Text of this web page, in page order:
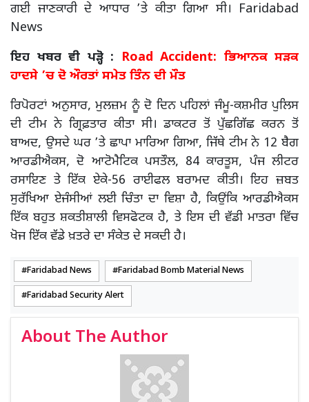
ਗਈ ਜਾਣਕਾਰੀ ਦੇ ਆਧਾਰ ’ਤੇ ਕੀਤਾ ਗਿਆ ਸੀ। Faridabad
News
ਇਹ ਖਬਰ ਵੀ ਪੜ੍ਹੋ : Road Accident: ਭਿਆਨਕ ਸੜਕ
ਹਾਦਸੇ ’ਚ ਦੋ ਔਰਤਾਂ ਸਮੇਤ ਤਿੰਨ ਦੀ ਮੌਤ
ਰਿਪੋਰਟਾਂ ਅਨੁਸਾਰ, ਮੁਲਜ਼ਮ ਨੂੰ ਦੋ ਦਿਨ ਪਹਿਲਾਂ ਜੰਮੂ-ਕਸ਼ਮੀਰ ਪੁਲਿਸ
ਦੀ ਟੀਮ ਨੇ ਗ੍ਰਿਫ਼ਤਾਰ ਕੀਤਾ ਸੀ। ਡਾਕਟਰ ਤੋਂ ਪੁੱਛਗਿੱਛ ਕਰਨ ਤੋਂ
ਬਾਅਦ, ਉਸਦੇ ਘਰ ’ਤੇ ਛਾਪਾ ਮਾਰਿਆ ਗਿਆ, ਜਿੱਥੇ ਟੀਮ ਨੇ 12 ਬੈਗ
ਆਰਡੀਐਕਸ, ਦੋ ਆਟੋਮੈਟਿਕ ਪਸਤੌਲ, 84 ਕਾਰਤੂਸ, ਪੰਜ ਲੀਟਰ
ਰਸਾਇਣ ਤੇ ਇੱਕ ਏਕੇ-56 ਰਾਈਫਲ ਬਰਾਮਦ ਕੀਤੀ। ਇਹ ਜ਼ਬਤ
ਸੁਰੱਖਿਆ ਏਜੰਸੀਆਂ ਲਈ ਚਿੰਤਾ ਦਾ ਵਿਸ਼ਾ ਹੈ, ਕਿਉਂਕਿ ਆਰਡੀਐਕਸ
ਇੱਕ ਬਹੁਤ ਸ਼ਕਤੀਸ਼ਾਲੀ ਵਿਸਫੋਟਕ ਹੈ, ਤੇ ਇਸ ਦੀ ਵੱਡੀ ਮਾਤਰਾ ਵਿੱਚ
ਖੋਜ ਇੱਕ ਵੱਡੇ ਖ਼ਤਰੇ ਦਾ ਸੰਕੇਤ ਦੇ ਸਕਦੀ ਹੈ।
Faridabad News Faridabad Bomb Material News
Faridabad Security Alert
About The Author